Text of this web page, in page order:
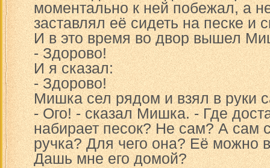
моментально к ней побежал, а
заставлял её сидеть на песке и
И в это время во двор вышел
- Здорово!
И я сказал:
- Здорово!
Мишка сел рядом и взял в руки
- Ого! - сказал Мишка. - Где
набирает песок? Не сам? А сам
ручка? Для чего она? Её можно
Дашь мне его домой?